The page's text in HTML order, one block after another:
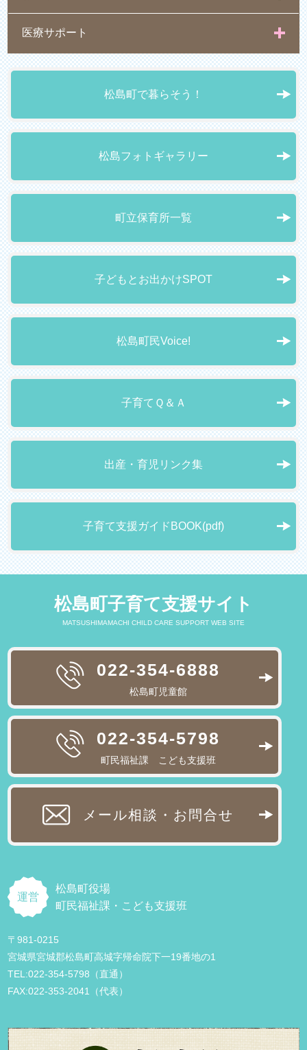
医療サポート
松島町で暮らそう！
松島フォトギャラリー
町立保育所一覧
子どもとお出かけSPOT
松島町民Voice!
子育てＱ＆Ａ
出産・育児リンク集
子育て支援ガイドBOOK(pdf)
松島町子育て支援サイト
MATSUSHIMAMACHI CHILD CARE SUPPORT WEB SITE
022-354-6888
松島町児童館
022-354-5798
町民福祉課 こども支援班
メール相談・お問合せ
運営
松島町役場
町民福祉課・こども支援班
〒981-0215
宮城県宮城郡松島町高城字帰命院下一19番地の1
TEL:022-354-5798（直通）
FAX:022-353-2041（代表）